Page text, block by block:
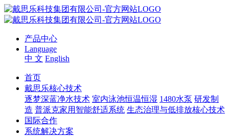
产品中心
Language
中 文 English
首页
戴思乐核心技术
逐梦深蓝净水技术 室内泳池恒温恒湿 1480水泵 研发制
造 普派克家用智能舒适系统 生态治理与低排放核心技术
国际合作
系统解决方案